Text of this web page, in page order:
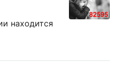
находится